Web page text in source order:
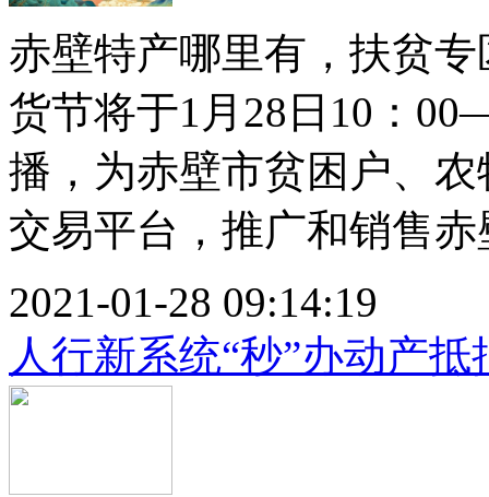
赤壁特产哪里有，扶贫
货节将于1月28日10：
播，为赤壁市贫困户、
交易平台，推广和销售赤
2021-01-28 09:14:19
人行新系统“秒”办动产抵